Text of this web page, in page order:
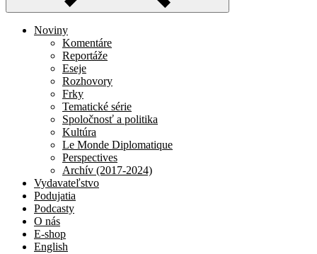
Noviny
Komentáre
Reportáže
Eseje
Rozhovory
Frky
Tematické série
Spoločnosť a politika
Kultúra
Le Monde Diplomatique
Perspectives
Archív (2017-2024)
Vydavateľstvo
Podujatia
Podcasty
O nás
E-shop
English